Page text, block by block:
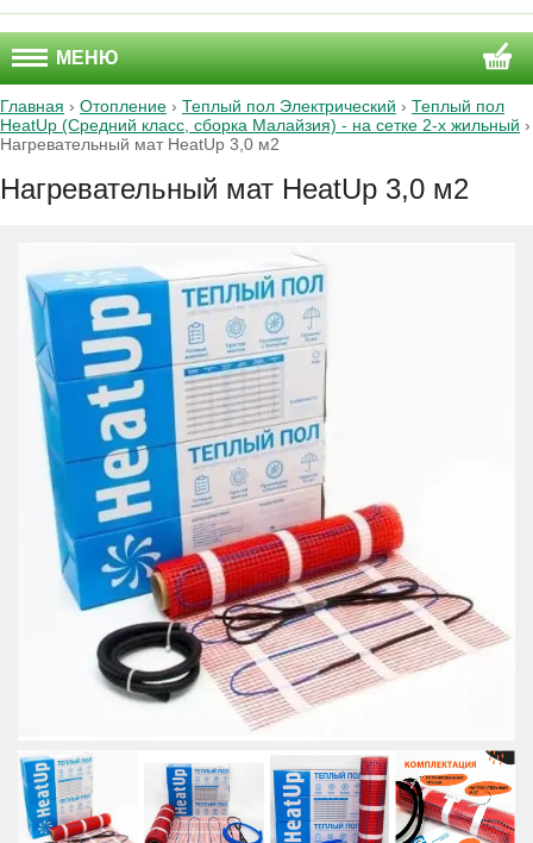
МЕНЮ
Главная › Отопление › Теплый пол Электрический › Теплый пол
HeatUp (Средний класс, сборка Малайзия) - на сетке 2-х жильный ›
Нагревательный мат HeatUp 3,0 м2
Нагревательный мат HeatUp 3,0 м2